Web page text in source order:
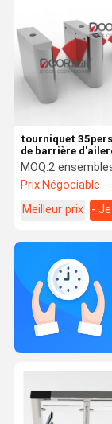
tourniquet
de barrière
Speedblade de
550mm
MOQ:2
Prix:Négociable
Meilleur prix
-